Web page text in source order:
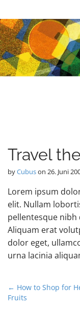
M
a
i
n
m
k
i
p
t
o
t
Travel
byCubuson 26. Juni
Lorem ipsum
elit. Nullam
pellentesque
Aliquam erat
dolor eget,
urna lacinia
P
o
← How to Shop for
Fruits